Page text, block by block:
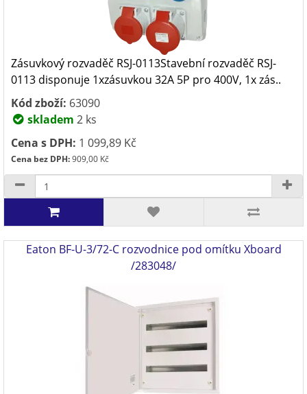
Zásuvkový rozvaděč RSJ-0113Stavební rozvaděč RSJ-
0113 disponuje 1xzásuvkou 32A 5P pro 400V, 1x zás..
Kód zboží: 63090
skladem 2 ks
Cena s DPH: 1 099,89 Kč
Cena bez DPH:909,00 Kč
Eaton BF-U-3/72-C rozvodnice pod omítku Xboard
/283048/